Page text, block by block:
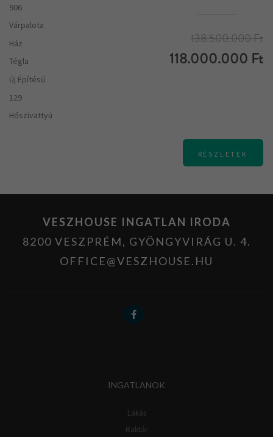
906
Várpalota
Ház
Tégla
Új Építésű
129
Hőszivattyú
138.500.000 Ft
118.000.000 Ft
RÉSZLETEK
VESZHOUSE INGATLAN IRODA
8200 VESZPRÉM, GYÖNGYVIRÁG U. 4.
OFFICE@VESZHOUSE.HU
INGATLANOK
Lakás
Raktár